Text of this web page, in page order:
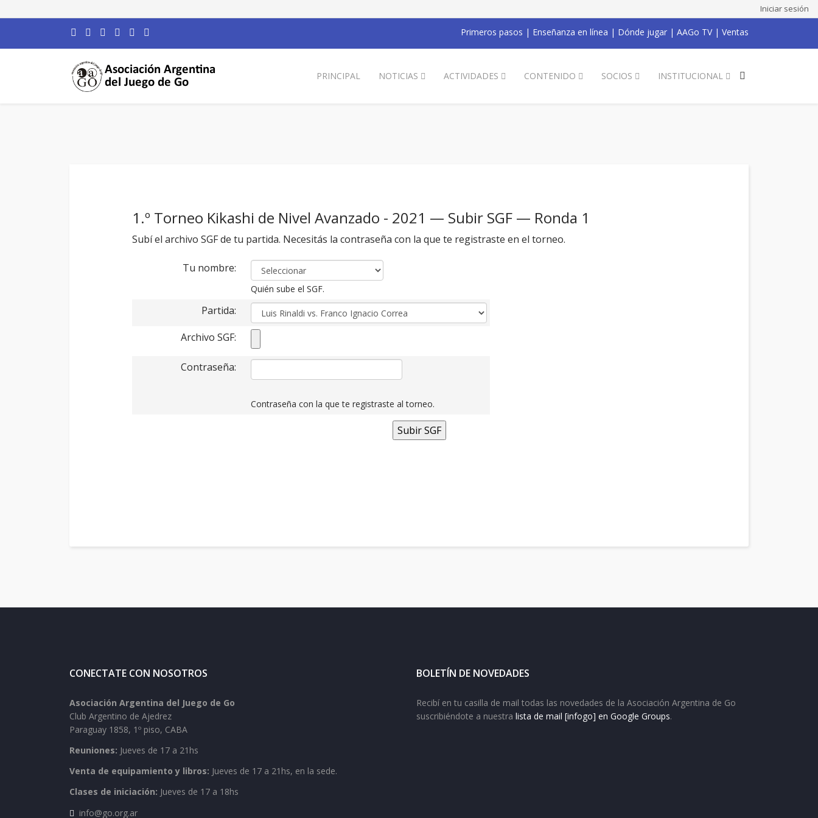
Iniciar sesión
Primeros pasos | Enseñanza en línea | Dónde jugar | AAGo TV| Ventas
PRINCIPAL NOTICIAS ACTIVIDADES CONTENIDO SOCIOS INSTITUCIONAL
1.º Torneo Kikashi de Nivel Avanzado - 2021 — Subir SGF — Ronda 1
Subí el archivo SGF de tu partida. Necesitás la contraseña con la que te registraste en el torneo.
Tu nombre:
Quién sube el SGF.
Partida:
Archivo SGF:
Contraseña:
Contraseña con la que te registraste al torneo.
CONECTATE CON NOSOTROS
Asociación Argentina del Juego de Go
Club Argentino de Ajedrez
Paraguay 1858, 1º piso, CABA
Reuniones: Jueves de 17 a 21hs
Venta de equipamiento y libros: Jueves de 17 a 21hs, en la sede.
Clases de iniciación: Jueves de 17 a 18hs
info@go.org.ar
BOLETÍN DE NOVEDADES
Recibí en tu casilla de mail todas las novedades de la Asociación Argentina de Go
suscribiéndote a nuestra lista de mail [infogo] en Google Groups.